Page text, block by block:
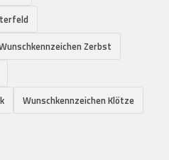
Zerbst
Wunschkennzeichen Klötze